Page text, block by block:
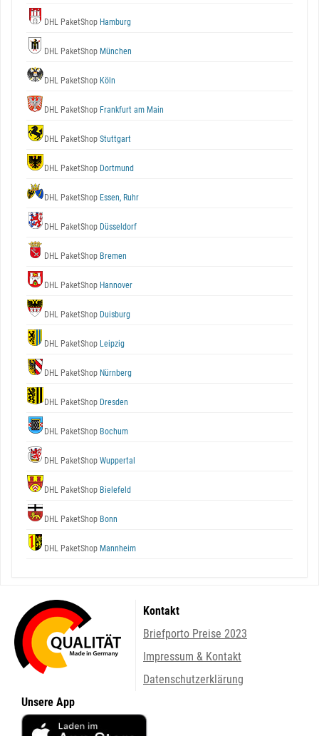
DHL PaketShop Hamburg
DHL PaketShop München
DHL PaketShop Köln
DHL PaketShop Frankfurt am Main
DHL PaketShop Stuttgart
DHL PaketShop Dortmund
DHL PaketShop Essen, Ruhr
DHL PaketShop Düsseldorf
DHL PaketShop Bremen
DHL PaketShop Hannover
DHL PaketShop Duisburg
DHL PaketShop Leipzig
DHL PaketShop Nürnberg
DHL PaketShop Dresden
DHL PaketShop Bochum
DHL PaketShop Wuppertal
DHL PaketShop Bielefeld
DHL PaketShop Bonn
DHL PaketShop Mannheim
Kontakt
Briefporto Preise 2023
Impressum & Kontakt
Datenschutzerklärung
Unsere App